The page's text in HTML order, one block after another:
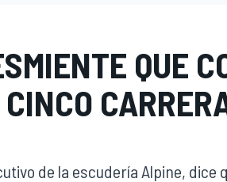
QUE
de la escudería Alpine, dice